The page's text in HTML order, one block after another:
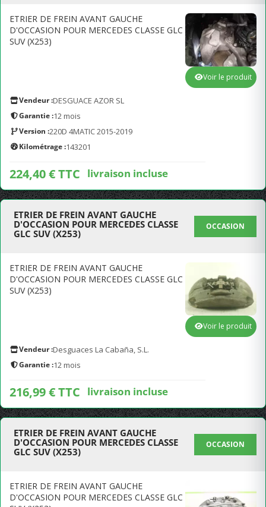
ETRIER DE FREIN AVANT GAUCHE
D'OCCASION POUR MERCEDES CLASSE GLC
SUV (X253)
Vendeur :DESGUACE AZOR SL
Garantie :12 mois
Version :220D 4MATIC 2015-2019
Kilométrage :143201
224,40 € TTC livraison incluse
Voir le produit
ETRIER DE FREIN AVANT GAUCHE
D'OCCASION POUR MERCEDES CLASSE
GLC SUV (X253)
OCCASION
ETRIER DE FREIN AVANT GAUCHE
D'OCCASION POUR MERCEDES CLASSE GLC
SUV (X253)
Vendeur :Desguaces La Cabaña, S.L.
Garantie :12 mois
216,99 € TTC livraison incluse
Voir le produit
ETRIER DE FREIN AVANT GAUCHE
D'OCCASION POUR MERCEDES CLASSE
GLC SUV (X253)
OCCASION
ETRIER DE FREIN AVANT GAUCHE
D'OCCASION POUR MERCEDES CLASSE GLC